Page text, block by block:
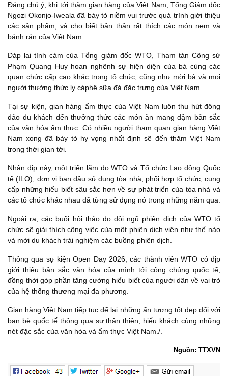
Đáng chú ý, khi tới thăm gian hàng của Việt Nam, Tổng Giám đốc
Ngozi Okonjo-Iweala đã bày tỏ niềm vui trước quá trình giới thiệu
các sản phẩm, và cho biết bản thân rất thích các món nem và
bánh rán của Việt Nam.
Đáp lại tình cảm của Tổng giám đốc WTO, Tham tán Công sứ
Phạm Quang Huy hoan nghênh sự hiện diện của bà cùng các
quan chức cấp cao khác trong tổ chức, cũng như mời bà và mọi
người thưởng thức ly càphê sữa đá đặc trưng của Việt Nam.
Tại sự kiện, gian hàng ẩm thực của Việt Nam luôn thu hút đông
đảo du khách đến thưởng thức các món ăn mang đậm bản sắc
của văn hóa ẩm thực. Có nhiều người tham quan gian hàng Việt
Nam xong đã bày tỏ hy vọng nhất định sẽ đến thăm Việt Nam
trong thời gian tới.
Nhân dịp này, một triển lãm do WTO và Tổ chức Lao động Quốc
tế (ILO), đơn vị ban đầu sử dụng tòa nhà, phối hợp tổ chức, cung
cấp những hiểu biết sâu sắc hơn về sự phát triển của tòa nhà và
các tổ chức khác nhau đã từng sử dụng nó trong những năm qua.
Ngoài ra, các buổi hội thảo do đội ngũ phiên dịch của WTO tổ
chức sẽ giải thích công việc của một phiên dịch viên như thế nào
và mời du khách trải nghiệm các buồng phiên dịch.
Thông qua sự kiện Open Day 2026, các thành viên WTO có dịp
giới thiệu bản sắc văn hóa của mình tới công chúng quốc tế,
đồng thời góp phần tăng cường hiểu biết của người dân về vai trò
của hệ thống thương mại đa phương.
Gian hàng Việt Nam tiếp tục để lại những ấn tượng tốt đẹp đối với
bạn bè quốc tế thông qua sự thân thiện, hiếu khách cùng những
nét đặc sắc của văn hóa và ẩm thực Việt Nam./.
Nguồn: TTXVN